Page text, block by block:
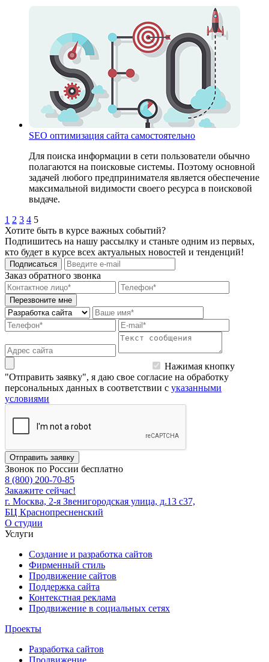
SEO оптимизация сайта самостоятельно
Для поиска информации в сети пользователи обычно
полагаются на поисковые системы. Поэтому основной
задачей любого предпринимателя является обеспечение
максимальной видимости своего ресурса в поисковой
выдаче.
1 2 3 4 5
Хотите быть в курсе важных событий?
Подпишитесь на нашу рассылку и станьте одним из первых,
кто будет в курсе всех актуальных новостей и тенденций!
Подписаться
Заказ обратного звонка
Перезвоните мне
Нажимая кнопку
"Отправить заявку", я даю свое согласие на обработку
персональных данных в соответствии с указанными
условиями
Отправить заявку
Звонок по России бесплатно
8 (800) 200-70-85
Закажите сейчас!
г. Москва, 2-я Звенигородская улица, д.13 с37,
БЦ Краснопресненский
О студии
Услуги
Создание и разработка сайтов
Фирменный стиль
Продвижение сайтов
Поддержка сайта
Контекстная реклама
Продвижение в социальных сетях
Проекты
Разработка сайтов